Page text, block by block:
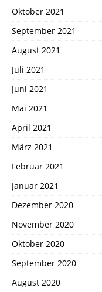
Oktober 2021
September 2021
August 2021
Juli 2021
Juni 2021
Mai 2021
April 2021
März 2021
Februar 2021
Januar 2021
Dezember 2020
November 2020
Oktober 2020
September 2020
August 2020